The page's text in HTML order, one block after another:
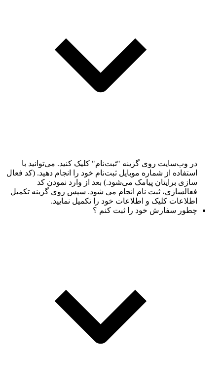
در وب‌سایت روی گزینه "ثبت‌نام" کلیک کنید. می‌توانید با
استفاده از شماره موبایل ثبت‌نام خود را انجام دهید. (کد فعال
سازی برایتان پیامک می‌شود.) بعد از وارد نمودن کد
فعالسازی، ثبت نام انجام می شود. سپس روی گزینه تکمیل
اطلاعات کلیک و اطلاعات خود را تکمیل نمایید.
چطور سفارش خود را ثبت کنم ؟